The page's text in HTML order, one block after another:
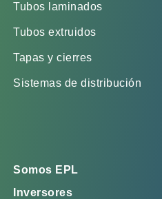
Tubos laminados
Tubos extruidos
Tapas y cierres
Sistemas de distribución
Somos EPL
Inversores